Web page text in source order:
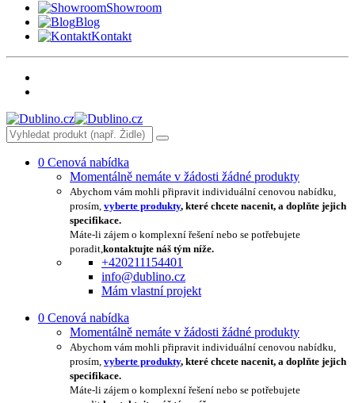
Showroom
Blog
Kontakt
0 Cenová nabídka
Momentálně nemáte v žádosti žádné produkty
Abychom vám mohli připravit individuální cenovou nabídku,
prosím, vyberte produkty, které chcete nacenit, a doplňte jejich
specifikace.
Máte-li zájem o komplexní řešení nebo se potřebujete
poradit,kontaktujte náš tým níže.
+420211154401
info@dublino.cz
Mám vlastní projekt
0 Cenová nabídka
Momentálně nemáte v žádosti žádné produkty
Abychom vám mohli připravit individuální cenovou nabídku,
prosím, vyberte produkty, které chcete nacenit, a doplňte jejich
specifikace.
Máte-li zájem o komplexní řešení nebo se potřebujete